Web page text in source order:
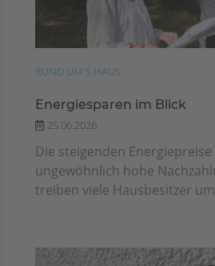
RUND UM'S HAUS
Energiesparen im Blick
25.06.2026
Die steigenden
ungewöhnlich hohe
treiben viele Hausbesitzer